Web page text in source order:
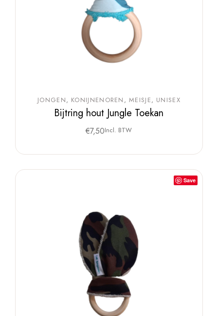
JONGEN KONIJNENOREN MEISJE UNISEX
Bijtring hout Jungle Toekan
€7,50Incl. BTW
Save